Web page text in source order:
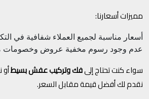
مميزات أسعارنا:
أسعار مناسبة لجميع العملاء شفافية في
عدم وجود رسوم مخفية عروض وخصومات
سواء كنت تحتاج إلىفك وتركيب عفش بسيطأو
نقدم لك أفضل قيمة مقابل السعر.